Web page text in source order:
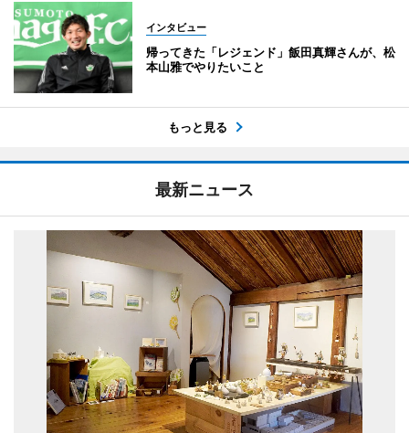
インタビュー
帰ってきた「レジェンド」飯田真輝さんが、松
本山雅でやりたいこと
もっと見る
最新ニュース